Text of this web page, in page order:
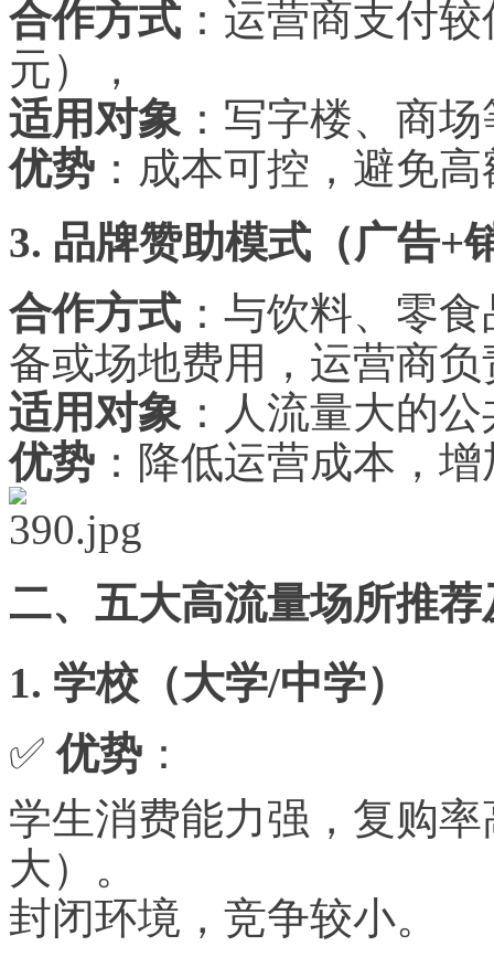
合作方式 ：运营商支付
元），
适用对象 ：写字楼、商
优势 ：成本可控，避免
3. 品牌赞助模式（广告+
合作方式 ：与饮料、零
备或场地费用，运营商
适用对象 ：人流量大的
优势 ：降低运营成本，
二、五大高流量场所推
1. 学校（大学/中学）
✅优势 ：
学生消费能力强，复购
大）。
封闭环境，竞争较小。